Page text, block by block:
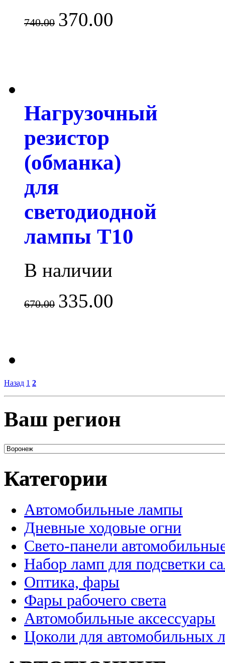
740.00 370.00
Нагрузочный
резистор
(обманка)
для
светодиодной
лампы T10
В наличии
670.00 335.00
Назад 1 2
Ваш регион
Категории
Автомобильные лампы
Дневные ходовые огни
Свето-панели
Набор ламп для подсветки
Оптика, фары
Фары рабочего света
Автомобильные аксессуары
Цоколи для автомобильных